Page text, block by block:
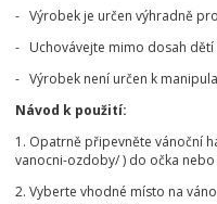
- Výrobek je určen výhradně
- Uchovávejte mimo dosah dětí
- Výrobek není určen k
Návod k použití:
1. Opatrně připevněte vánoční
vanocni-ozdoby/ ) do očka
2. Vyberte vhodné místo na